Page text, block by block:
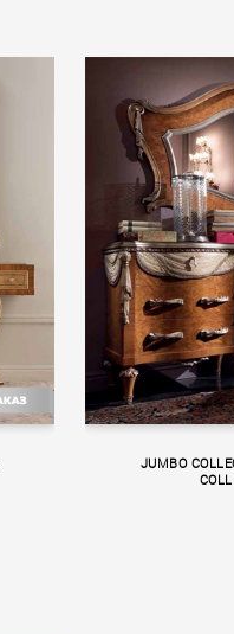
BELLA ITALIA
JUMBO